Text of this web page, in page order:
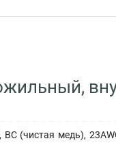
(чистая медь),